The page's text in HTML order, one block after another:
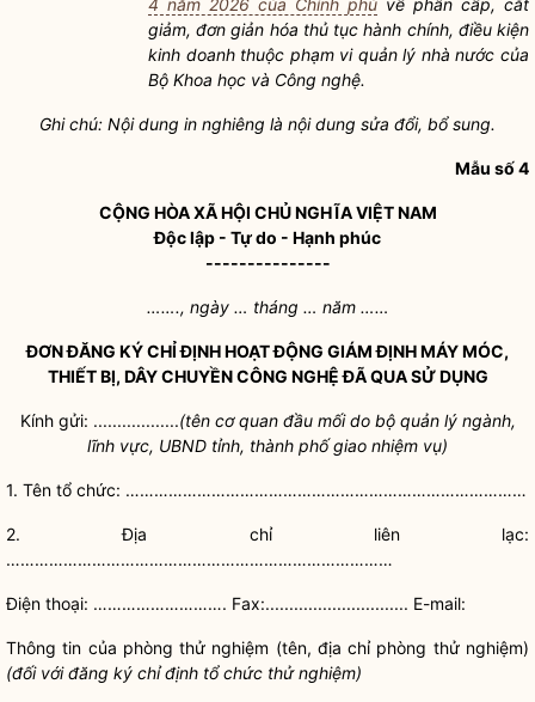
4 năm 2026 của Chính phủ về phân cấp, cắt
giảm, đơn giản hóa thủ tục hành chính, điều kiện
kinh doanhthuộc phạm vi quản lý nhà nước của
Bộ Khoa học và Công nghệ.
Ghi chú: Nội dung in nghiêng là nội dung sửa đổi, bổ sung.
Mẫu số 4
CỘNG HÒA XÃ HỘI CHỦ NGHĨA VIỆT NAM
Độc lập - Tự do - Hạnh phúc
---------------
……., ngày … tháng … năm ……
ĐƠN ĐĂNG KÝ CHỈ ĐỊNH HOẠT ĐỘNG GIÁM ĐỊNH MÁY MÓC,
THIẾT BỊ, DÂY CHUYỀN CÔNG NGHỆ ĐÃ QUA SỬ DỤNG
Kính gửi: ..................(tên cơ quan đầu mối do bộ quản lý ngành,
lĩnh vực, UBND tỉnh, thành phố giao nhiệm vụ)
1. Tên tổ chức: …………………………………………………………………………
2.Địa chỉliên lạc:
………………………………………………………………………
Điện thoại: ………………………. Fax:.............................. E-mail:
Thông tin của phòng thử nghiệm (tên, địa chỉphòng thử nghiệm)
(đối với đăng ký chỉ định tổ chức thử nghiệm)